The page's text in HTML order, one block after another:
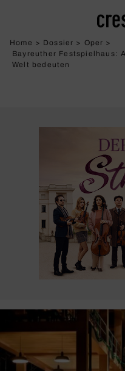
Home > Dossier > Oper >
Bayreuther Festspielhaus:
Welt bedeuten